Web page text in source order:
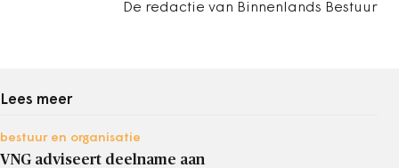
De redactie van Binnenlands Bestuur
Lees meer
bestuur en organisatie
VNG adviseert deelname aan